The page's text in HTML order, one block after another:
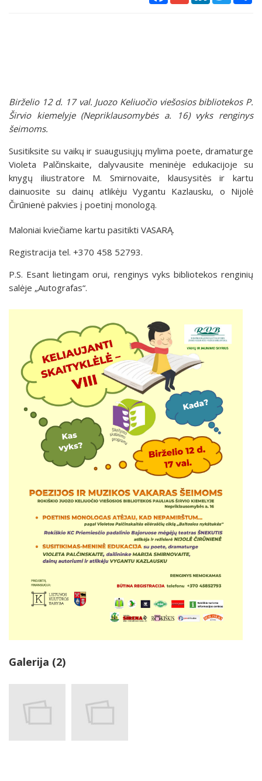
Birželio 12 d. 17 val. Juozo Keliuočio viešosios bibliotekos P.
Širvio kiemelyje (Nepriklausomybės a. 16) vyks renginys
šeimoms.
Susitiksite su vaikų ir suaugusiųjų mylima poete, dramaturge
Violeta Palčinskaite, dalyvausite meninėje edukacijoje su
knygų iliustratore M. Smirnovaite, klausysitės ir kartu
dainuosite su dainų atlikėju Vygantu Kazlausku, o Nijolė
Čirūnienė pakvies į poetinį monologą.
Maloniai kviečiame kartu pasitikti VASARĄ.
Registracija tel. +370 458 52793.
P.S. Esant lietingam orui, renginys vyks bibliotekos renginių
salėje „Autografas“.
Galerija (2)